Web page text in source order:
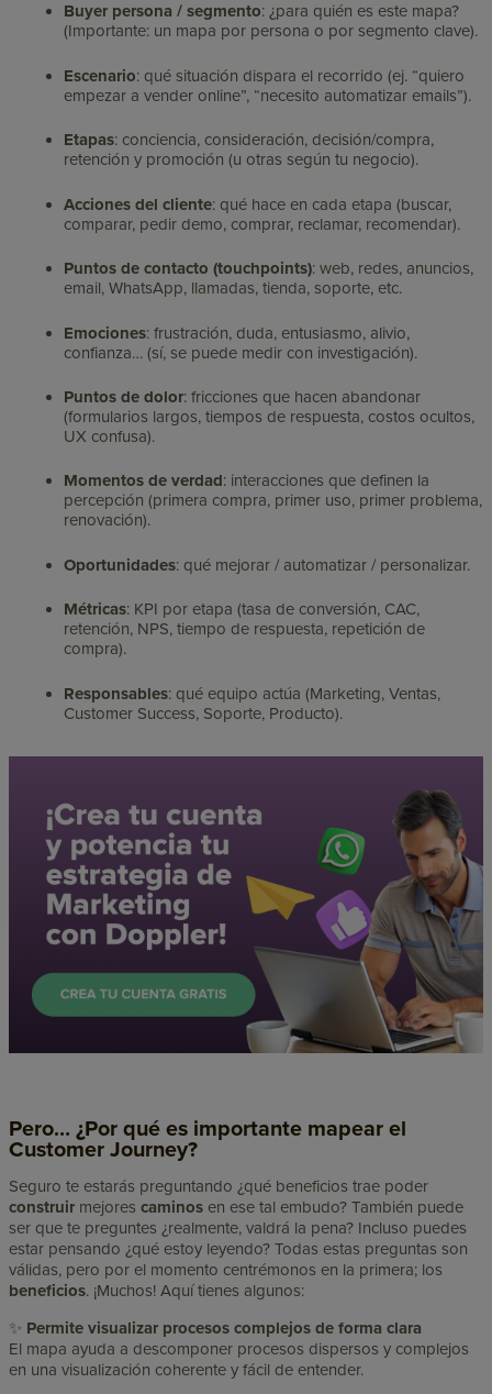
Buyer persona / segmento: ¿para quién es este mapa?
(Importante: un mapa por persona o por segmento clave).
Escenario: qué situación dispara el recorrido (ej. “quiero
empezar a vender online”, “necesito automatizar emails”).
Etapas: conciencia, consideración, decisión/compra,
retención y promoción (u otras según tu negocio).
Acciones del cliente: qué hace en cada etapa (buscar,
comparar, pedir demo, comprar, reclamar, recomendar).
Puntos de contacto (touchpoints): web, redes, anuncios,
email, WhatsApp, llamadas, tienda, soporte, etc.
Emociones: frustración, duda, entusiasmo, alivio,
confianza… (sí, se puede medir con investigación).
Puntos de dolor: fricciones que hacen abandonar
(formularios largos, tiempos de respuesta, costos ocultos,
UX confusa).
Momentos de verdad: interacciones que definen la
percepción (primera compra, primer uso, primer problema,
renovación).
Oportunidades: qué mejorar / automatizar / personalizar.
Métricas: KPI por etapa (tasa de conversión, CAC,
retención, NPS, tiempo de respuesta, repetición de
compra).
Responsables: qué equipo actúa (Marketing, Ventas,
Customer Success, Soporte, Producto).
Pero… ¿Por qué es importante mapear el
Customer Journey?
Seguro te estarás preguntando ¿qué beneficios trae poder
construir mejorescaminos en ese tal embudo? También puede
ser que te preguntes ¿realmente, valdrá la pena? Incluso puedes
estar pensando ¿qué estoy leyendo? Todas estas preguntas son
válidas, pero por el momento centrémonos en la primera; los
beneficios. ¡Muchos! Aquí tienes algunos:
✨ Permite visualizar procesos complejos de forma clara
El mapa ayuda a descomponer procesos dispersos y complejos
en una visualización coherente y fácil de entender.